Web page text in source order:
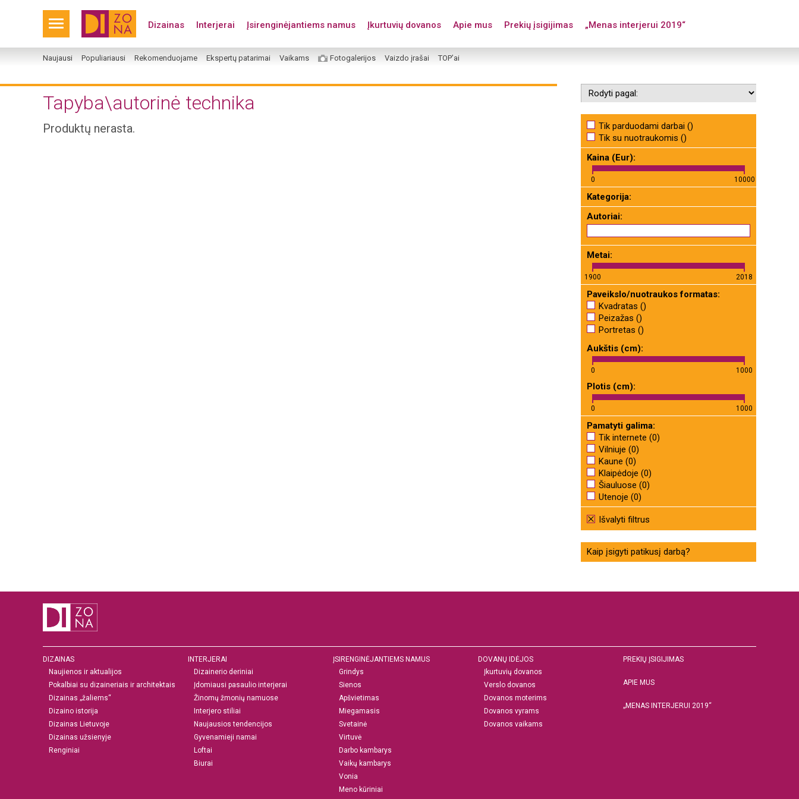
Dizainas Interjerai Įsirenginėjantiems namus Įkurtuvių dovanos Apie mus Prekių įsigijimas „Menas interjerui 2019“
Naujausi Populiariausi Rekomenduojame Ekspertų patarimai Vaikams Fotogalerijos Vaizdo įrašai TOP’ai
Tik parduodami darbai ()
Tik su nuotraukomis ()
Kaina (Eur):
0 10000
Kategorija:
Autoriai:
Metai:
1900 2018
Paveikslo/nuotraukos formatas:
Kvadratas ()
Peizažas ()
Portretas ()
Aukštis (cm):
0 1000
Plotis (cm):
0 1000
Pamatyti galima:
Tik internete (0)
Vilniuje (0)
Kaune (0)
Klaipėdoje (0)
Šiauluose (0)
Utenoje (0)
Išvalyti filtrus
Kaip įsigyti patikusį darbą?
Tapyba\autorinė technika
Produktų nerasta.
DIZAINAS
Naujienos ir aktualijos
Pokalbiai su dizaineriais ir architektais
Dizainas „žaliems“
Dizaino istorija
Dizainas Lietuvoje
Dizainas užsienyje
Renginiai
INTERJERAI
Dizainerio deriniai
Įdomiausi pasaulio interjerai
Žinomų žmonių namuose
Interjero stiliai
Naujausios tendencijos
Gyvenamieji namai
Loftai
Biurai
ĮSIRENGINĖJANTIEMS NAMUS
Grindys
Sienos
Apšvietimas
Miegamasis
Svetainė
Virtuvė
Darbo kambarys
Vaikų kambarys
Vonia
Meno kūriniai
DOVANŲ IDĖJOS
Įkurtuvių dovanos
Verslo dovanos
Dovanos moterims
Dovanos vyrams
Dovanos vaikams
PREKIŲ ĮSIGIJIMAS
APIE MUS
„MENAS INTERJERUI 2019“